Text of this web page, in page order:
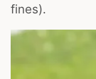
fines).